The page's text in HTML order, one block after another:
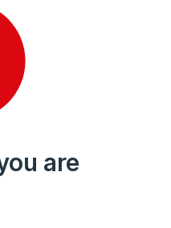
are